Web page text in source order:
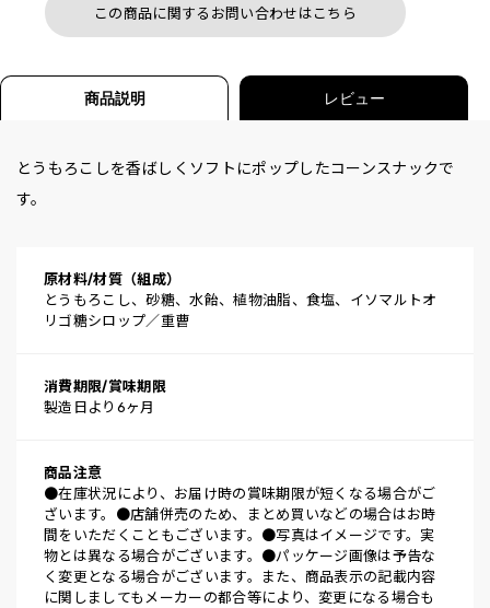
この商品に関するお問い合わせはこちら
商品説明 レビュー
とうもろこしを香ばしくソフトにポップしたコーンスナックで
す。
原材料/材質（組成）
とうもろこし、砂糖、水飴、植物油脂、食塩、イソマルトオ
リゴ糖シロップ／重曹
消費期限/賞味期限
製造日より6ヶ月
商品注意
●在庫状況により、お届け時の賞味期限が短くなる場合がご
ざいます。●店舗併売のため、まとめ買いなどの場合はお時
間をいただくこともございます。●写真はイメージです。実
物とは異なる場合がございます。●パッケージ画像は予告な
く変更となる場合がございます。また、商品表示の記載内容
に関しましてもメーカーの都合等により、変更になる場合も